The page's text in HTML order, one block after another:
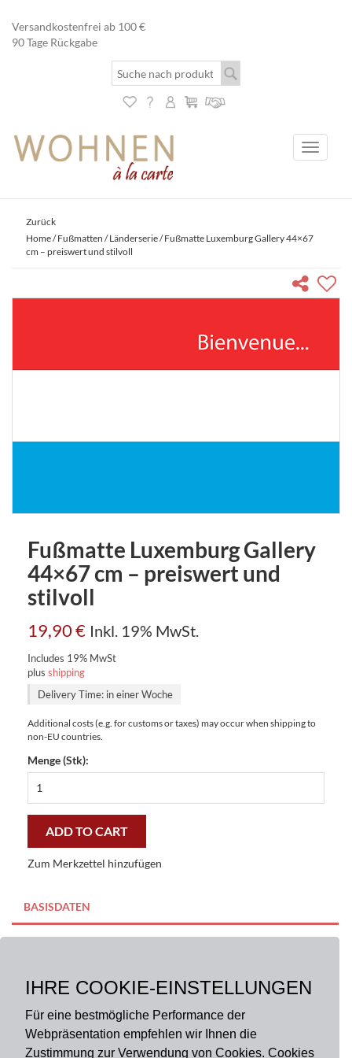
IHRE COOKIE-EINSTELLUNGEN
Für eine bestmögliche Performance der
Webpräsentation empfehlen wir Ihnen die
Zustimmung zur Verwendung von Cookies. Cookies
Versandkostenfrei ab 100 €
90 Tage Rückgabe
Toggle
Zurück
Home/Fußmatten /Länderserie/ Fußmatte Luxemburg Gallery 44×67
cm – preiswert und stilvoll
Fußmatte Luxemburg Gallery
44×67 cm – preiswert und
stilvoll
19,90€ Inkl. 19% MwSt.
Includes 19% MwSt
plus shipping
Delivery Time: in einer Woche
Additional costs (e.g. for customs or taxes) may occur when shipping to
non-EU countries.
Menge (Stk):
Luxemburg
44x67
-
stilvoll
quantity
ADD TO CART
Zum Merkzettel hinzufügen
BASISDATEN
BESCHREIBUNG
Größe: 44 x 67 cm Material: 100% Polyester